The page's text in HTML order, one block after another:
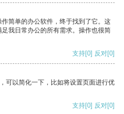
简单的办公软件，终于找到了它。这
我日常办公的所有需求。操作也很简
支持[0] 反对[0]
可以简化一下，比如将设置页面进行优
支持[0] 反对[0]